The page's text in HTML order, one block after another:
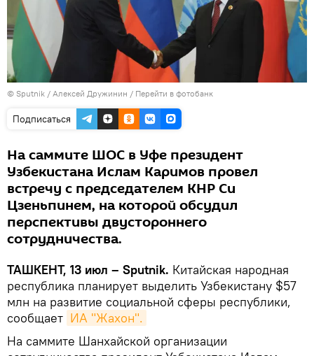
© Sputnik / Алексей Дружинин / Перейти в фотобанк
Подписаться
На саммите ШОС в Уфе президент
Узбекистана Ислам Каримов провел
встречу с председателем КНР Си
Цзеньпинем, на которой обсудил
перспективы двустороннего
сотрудничества.
ТАШКЕНТ, 13 июл – Sputnik. Китайская народная
республика планирует выделить Узбекистану $57
млн на развитие социальной сферы республики,
сообщает ИА "Жахон".
На саммите Шанхайской организации